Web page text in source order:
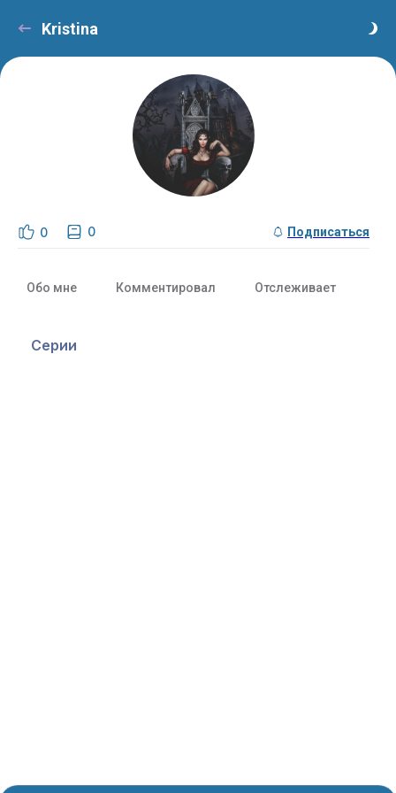
Kristina
0 0 Подписаться
Обо мне Комментировал Отслеживает
Серии